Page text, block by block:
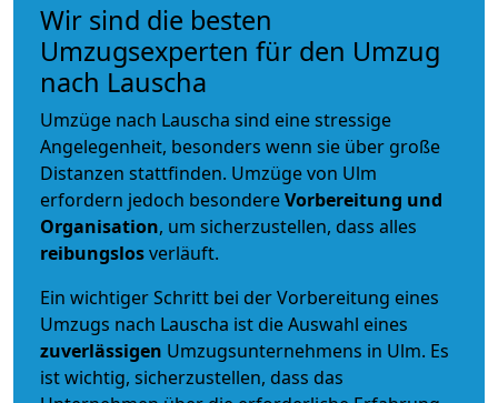
Wir sind die besten
Umzugsexperten für den Umzug
nach Lauscha
Umzüge nach Lauscha sind eine stressige
Angelegenheit, besonders wenn sie über große
Distanzen stattfinden. Umzüge von Ulm
erfordern jedoch besondereVorbereitung und
Organisation, um sicherzustellen, dass alles
reibungslosverläuft.
Ein wichtiger Schritt bei der Vorbereitung eines
Umzugs nach Lauscha ist die Auswahl eines
zuverlässigen Umzugsunternehmens in Ulm. Es
ist wichtig, sicherzustellen, dass das